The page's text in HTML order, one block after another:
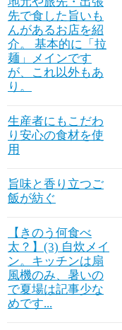
先で食した旨いも
んがあるお店を紹
介。 基本的に「拉
麺」メインです
が、これ以外もあ
り。
生産者にもこだわ
り安心の食材を使
用
旨味と香り立つご
飯が紡ぐ
【きのう何食べ
太？】(3) 自炊メイ
ン。キッチンは扇
風機のみ、暑いの
で夏場は記事少な
めです...